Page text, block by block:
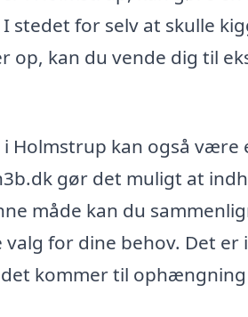
stedet for selv at skulle
kan du vende dig til
kan også være
gør det muligt at
måde kan du
for dine behov. Det er
kommer til ophængning